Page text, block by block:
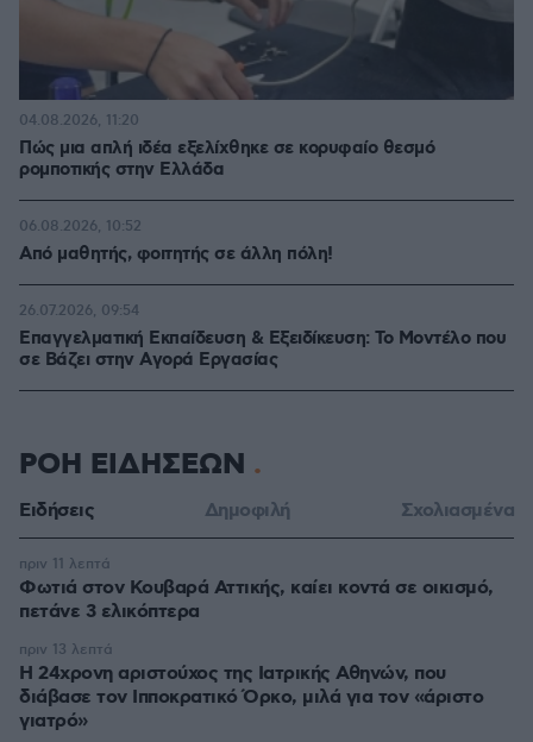
Πώς μια απλή ιδέα εξελίχθηκε σε κορυφαίο θεσμό
ρομποτικής στην Ελλάδα
04.08.2026, 11:20
Από μαθητής, φοιτητής σε άλλη πόλη!
06.08.2026, 10:52
Επαγγελματική Εκπαίδευση & Εξειδίκευση: Το Mοντέλο που
σε Bάζει στην Aγορά Eργασίας
26.07.2026, 09:54
ΡΟΗ ΕΙΔΗΣΕΩΝ
Ειδήσεις Δημοφιλή Σχολιασμένα
Φωτιά στον Κουβαρά Αττικής, καίει κοντά σε οικισμό,
πετάνε 3 ελικόπτερα
πριν 11 λεπτά
Η 24χρονη αριστούχος της Ιατρικής Αθηνών, που
διάβασε τον Ιπποκρατικό Όρκο, μιλά για τον «άριστο
γιατρό»
πριν 13 λεπτά